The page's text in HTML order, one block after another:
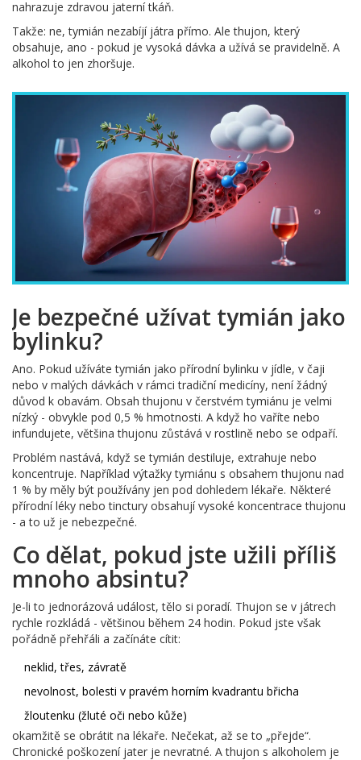
nahrazuje zdravou jaterní tkáň.
Takže: ne, tymián nezabíjí játra přímo. Ale thujon, který
obsahuje, ano - pokud je vysoká dávka a užívá se pravidelně. A
alkohol to jen zhoršuje.
Je bezpečné užívat tymián jako
bylinku?
Ano. Pokud užíváte tymián jako přírodní bylinku v jídle, v čaji
nebo v malých dávkách v rámci tradiční medicíny, není žádný
důvod k obavám. Obsah thujonu v čerstvém tymiánu je velmi
nízký - obvykle pod 0,5 % hmotnosti. A když ho vaříte nebo
infundujete, většina thujonu zůstává v rostlině nebo se odpaří.
Problém nastává, když se tymián destiluje, extrahuje nebo
koncentruje. Například výtažky tymiánu s obsahem thujonu nad
1 % by měly být používány jen pod dohledem lékaře. Některé
přírodní léky nebo tinctury obsahují vysoké koncentrace thujonu
- a to už je nebezpečné.
Co dělat, pokud jste užili příliš
mnoho absintu?
Je-li to jednorázová událost, tělo si poradí. Thujon se v játrech
rychle rozkládá - většinou během 24 hodin. Pokud jste však
pořádně přehřáli a začínáte cítit:
neklid, třes, závratě
nevolnost, bolesti v pravém horním kvadrantu břicha
žloutenku (žluté oči nebo kůže)
okamžitě se obrátit na lékaře. Nečekat, až se to „přejde“.
Chronické poškození jater je nevratné. A thujon s alkoholem je